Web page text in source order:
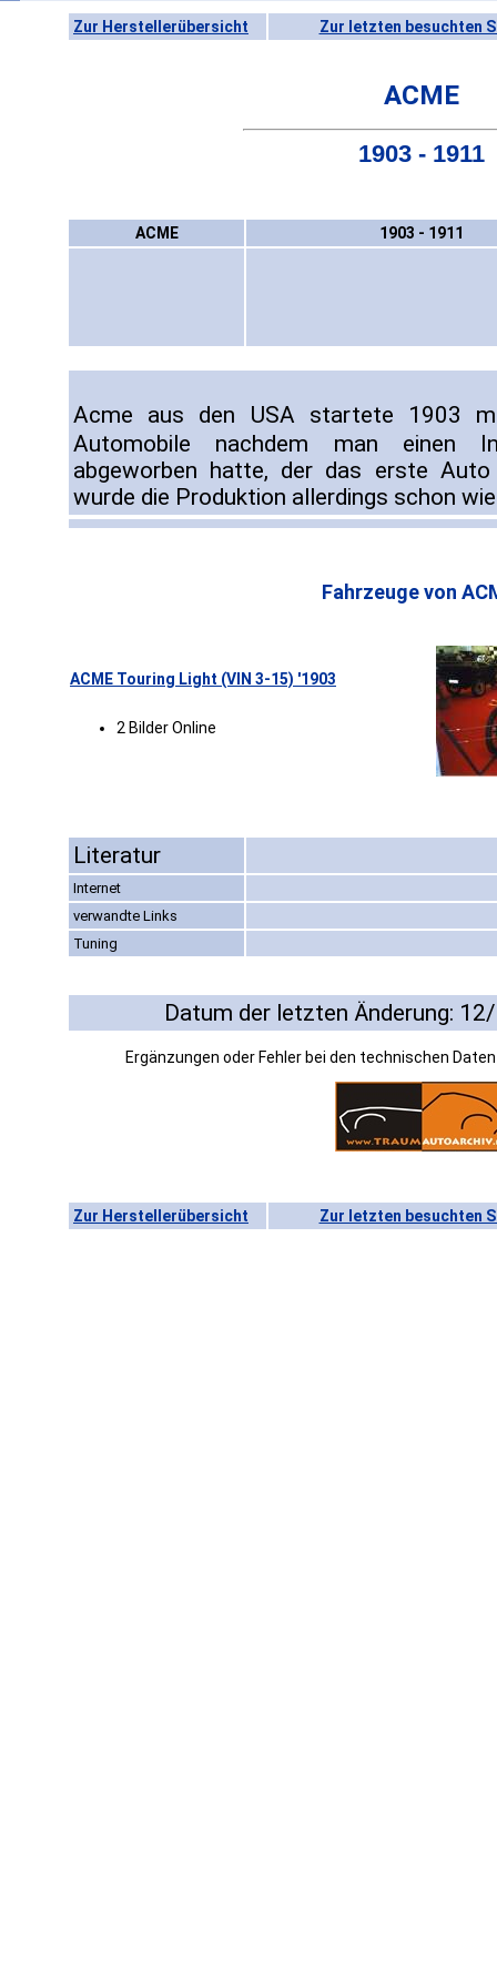
Zur Herstellerübersicht Zur letzten besuchten
ACME
1903 - 1911
ACME 1903 - 1911
Acme aus den USA startete 1903
Automobile nachdem man einen
abgeworben hatte, der das erste
wurde die Produktion allerdings schon
Fahrzeuge von
ACME Touring Light (VIN 3-15) '1903
2 Bilder Online
Literatur
Internet
verwandte Links
Tuning
Datum der letzten Änderung:
Ergänzungen oder Fehler bei den technischen
Zur Herstellerübersicht Zur letzten besuchten